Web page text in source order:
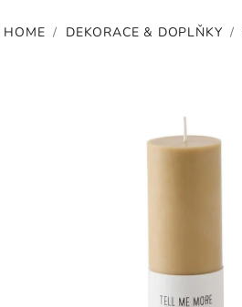
HOME / DEKORACE & DOPLŇKY /